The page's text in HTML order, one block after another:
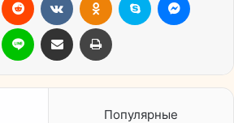
Viber Line Поделиться через электронную почту Печатать
Популярные